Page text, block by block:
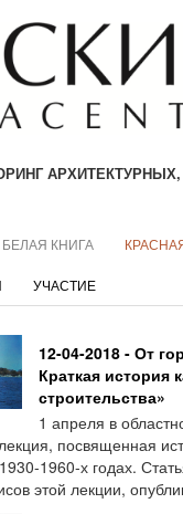
БЕЛАЯ КНИГА
УЧАСТИЕ
12-04-2018 - От
Краткая история
строительства»
1 апреля в
посвященная
1960-х годах.
этой лекции,